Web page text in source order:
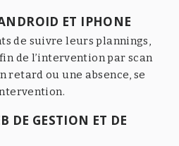
ET IPHONE
de suivre leurs plannings,
de l’intervention par scan
retard ou une absence, se
DE GESTION ET DE